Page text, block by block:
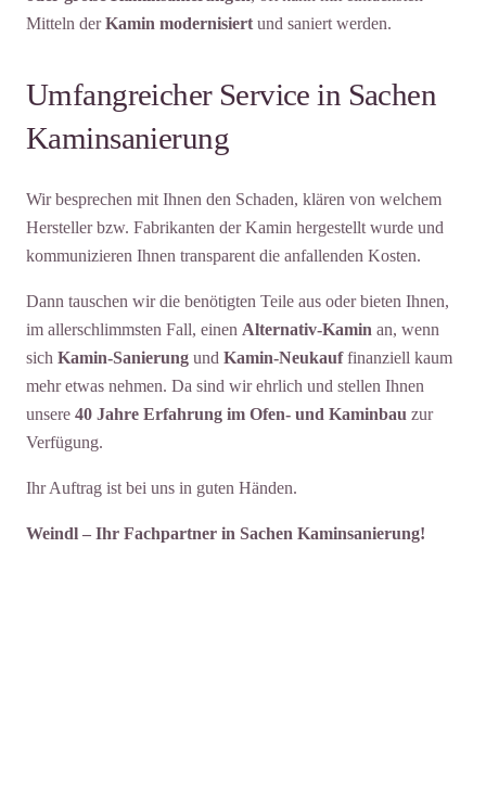
Mitteln derKamin modernisiert und saniert werden.
Umfangreicher Service in Sachen
Kaminsanierung
Wir besprechen mit Ihnen den Schaden, klären von welchem
Hersteller bzw. Fabrikanten der Kamin hergestellt wurde und
kommunizieren Ihnen transparent die anfallenden Kosten.
Dann tauschen wir die benötigten Teile aus oder bieten Ihnen,
im allerschlimmsten Fall, einen Alternativ-Kamin an, wenn
sich Kamin-Sanierung und Kamin-Neukauffinanziell kaum
mehr etwas nehmen. Da sind wir ehrlich und stellen Ihnen
unsere 40 Jahre Erfahrung im Ofen- und Kaminbau zur
Verfügung.
Ihr Auftrag ist bei uns in guten Händen.
Weindl – Ihr Fachpartner in Sachen Kaminsanierung!